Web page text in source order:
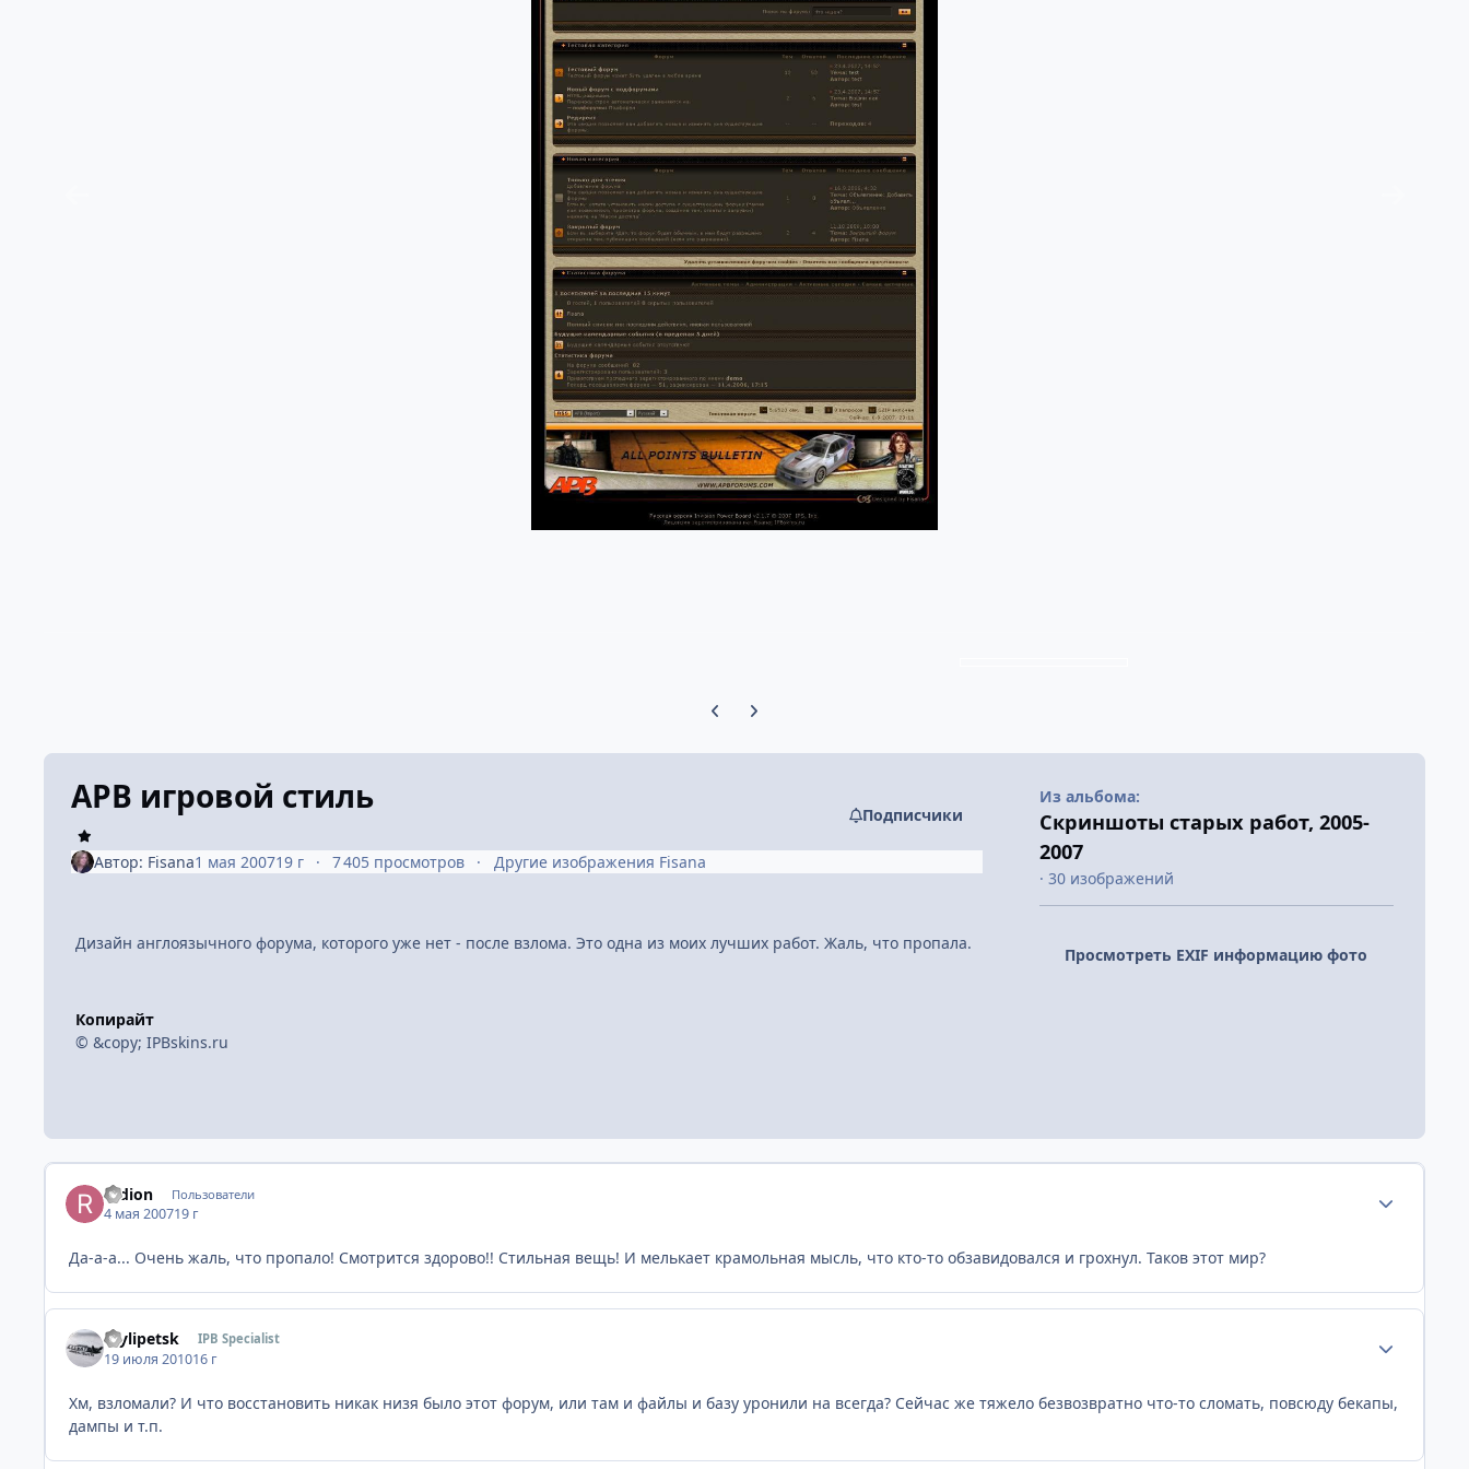
Предыдущий слайд карусели
Следующий слайд карусели
APB игровой стиль Подписчики
Автор: Fisana1 мая 200719 г 7 405 просмотров Другие изображения Fisana
Дизайн англоязычного форума, которого уже нет - после взлома. Это одна из моих лучших работ. Жаль, что пропала.
Копирайт
© &copy; IPBskins.ru
Из альбома:
Скриншоты старых работ, 2005-
2007
· 30 изображений
Просмотреть EXIF информацию фото
radion Пользователи
4 мая 200719 г
Да-а-а... Очень жаль, что пропало! Смотрится здорово!! Стильная вещь! И мелькает крамольная мысль, что кто-то обзавидовался и грохнул. Таков этот мир?
mylipetsk IPB Specialist
19 июля 201016 г
Хм, взломали? И что восстановить никак низя было этот форум, или там и файлы и базу уронили на всегда? Сейчас же тяжело безвозвратно что-то сломать, повсюду бекапы,
дампы и т.п.